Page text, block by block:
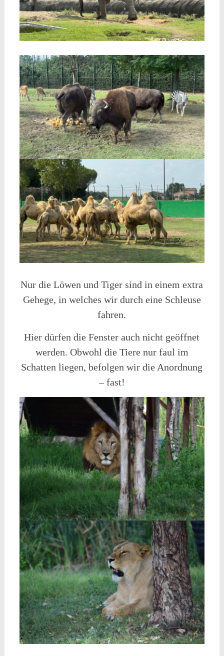
Nur die Löwen und Tiger sind in einem extra
Gehege, in welches wir durch eine Schleuse
fahren.
Hier dürfen die Fenster auch nicht geöffnet
werden. Obwohl die Tiere nur faul im
Schatten liegen, befolgen wir die Anordnung
– fast!